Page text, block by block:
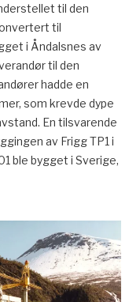
til den
til
i Åndalsnes av
til den
hadde en
som krevde dype
En tilsvarende
av Frigg TP1 i
ble bygget i Sverige,